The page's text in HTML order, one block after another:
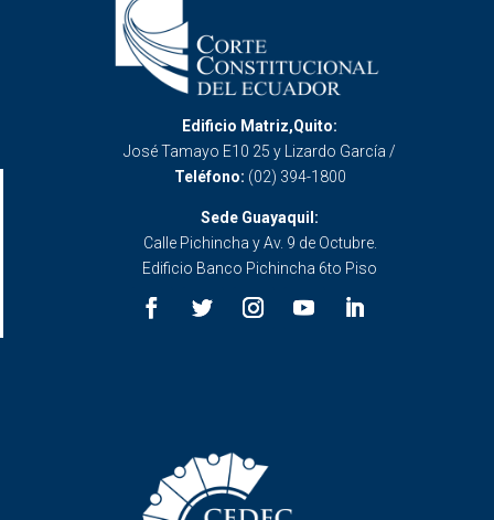
Edificio Matriz,Quito:
José Tamayo E10 25 y Lizardo García /
Teléfono: (02) 394-1800
Sede Guayaquil:
Calle Pichincha y Av. 9 de Octubre.
Edificio Banco Pichincha 6to Piso